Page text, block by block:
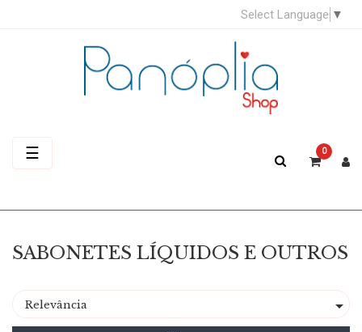
Select Language ▼
Toggle
☰ 0
SABONETES LÍQUIDOS E OUTROS
Relevância 